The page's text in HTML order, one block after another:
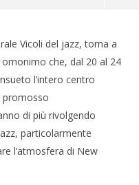
Vicoli del jazz, torna a
che, dal 20 al 24
l’intero centro
promosso
di più rivolgendo
particolarmente
l’atmosfera di New